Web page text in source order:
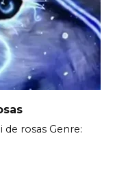
rosas Genre: